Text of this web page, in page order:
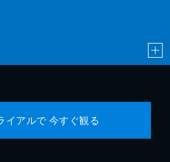
イアルで 今すぐ観る